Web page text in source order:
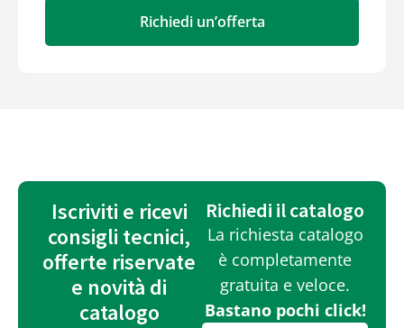
Richiedi un’offerta
Iscriviti e ricevi
consigli tecnici,
offerte riservate
e novità di
catalogo
Richiedi il catalogo
La richiesta catalogo
è completamente
gratuita e veloce.
Bastano pochi click!